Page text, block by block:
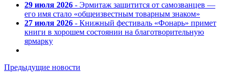
29 июля 2026 - Эрмитаж защитится от самозванцев —
его имя стало «общеизвестным товарным знаком»
27 июля 2026 - Книжный фестиваль «Фонарь» примет
книги в хорошем состоянии на благотворительную
ярмарку
Предыдущие новости